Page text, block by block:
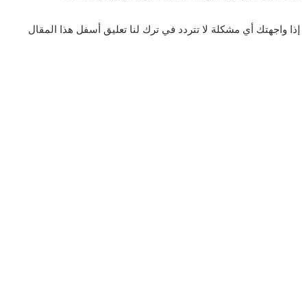
إذا واجهتك أي مشكلة لا تتردد في ترك لنا تعليق أسفل هذا المقال